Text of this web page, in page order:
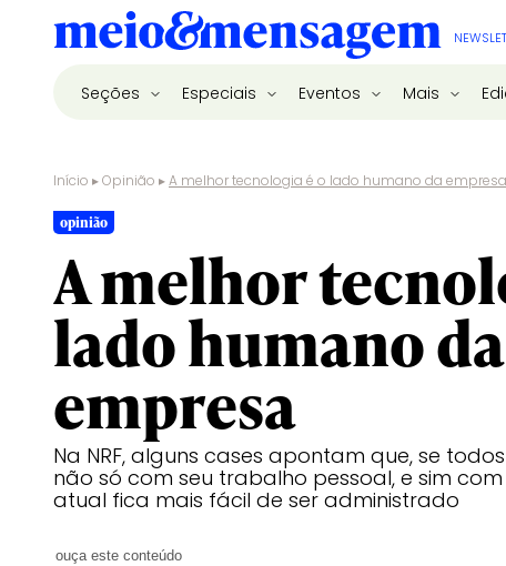
Seções Especiais Eventos Mais
Início ▸Opinião ▸A melhor tecnologia é o lado humano da empresa
opinião
A melhor
lado humano da
empresa
Na NRF, alguns cases apontam que, se
não só com seu trabalho pessoal, e sim
atual fica mais fácil de ser administrado
ouça este conteúdo